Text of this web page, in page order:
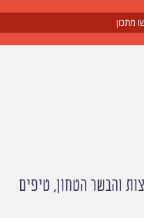
והבשר הטחון, טיפים